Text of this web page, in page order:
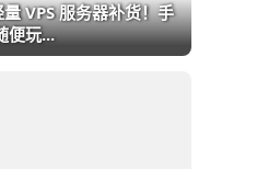
VPS 服务器补货！手
便玩...